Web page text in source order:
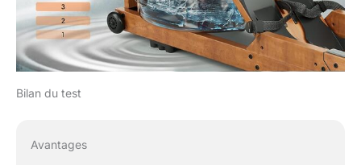
Bilan du test
Avantages